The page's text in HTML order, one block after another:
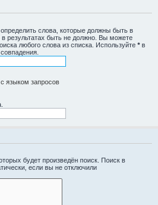
определить слова, которые должны быть в
в результатах быть не должно. Вы можете
любого слова из списка. Используйте * в
языком запросов
будет произведён поиск. Поиск в
если вы не отключили